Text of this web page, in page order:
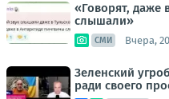
«Говорят, даже
слышали»
СМИ Вчера,
Зеленский
ради своего